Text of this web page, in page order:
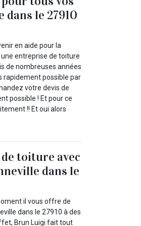
le 27910
en aide pour la
entreprise de toiture
de nombreuses années
rapidement possible par
votre devis de
possible ! Et pour ce
!! Et oui alors
toiture avec
dans le
il vous offre de
dans le 27910 à des
Brun Luigi fait tout